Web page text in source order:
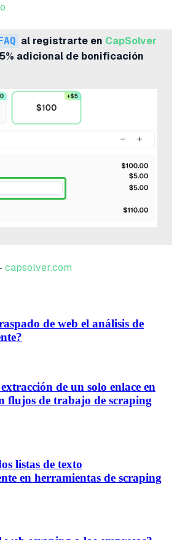
al registrarte en CapSolver
adicional de bonificación
capsolver.com
de web el análisis de
de un solo enlace en
flujos de trabajo de scraping
listas de texto
en herramientas de scraping